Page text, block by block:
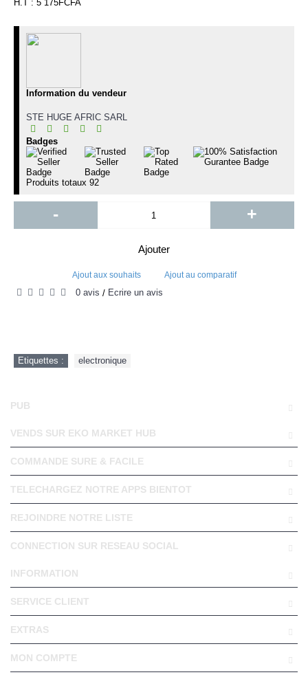
H.T : 5 175FCFA
Information du vendeur
STE HUGE AFRIC SARL
Badges
Produits totaux 92
- +
Ajouter
Ajout aux souhaits Ajout au comparatif
0 avis / Écrire un avis
Etiquettes : electronique
PUB
VENDS SUR EKO MARKET HUB
COMMANDE SURE & FACILE
TELECHARGEZ NOTRE APPS BIENTOT
REJOINDRE NOTRE LISTE
CONNECTION SUR RESEAU SOCIAL
INFORMATION
SERVICE CLIENT
EXTRAS
MON COMPTE